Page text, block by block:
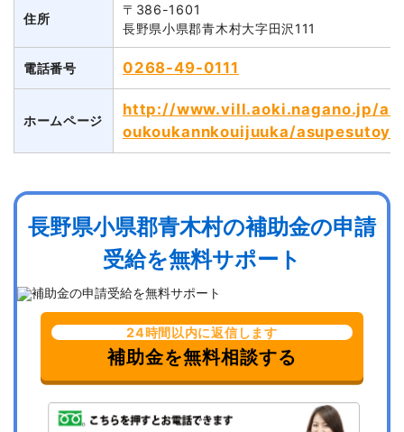
住所
〒386-1601
長野県小県郡青木村大字田沢111
電話番号 0268-49-0111
ホームページ
http://www.vill.aoki.nagano.jp/
oukoukannkouijuuka/
長野県小県郡青木村の補助金の申請
受給を無料サポート
24時間以内に返信します
補助金を無料相談する